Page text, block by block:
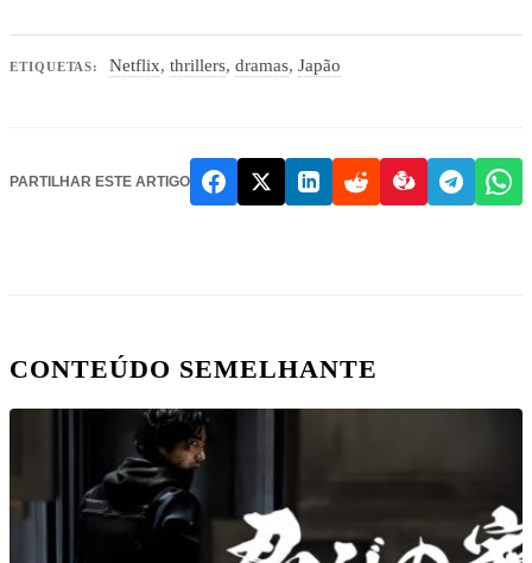
ETIQUETAS: Netflix, thrillers, dramas, Japão
PARTILHAR ESTE ARTIGO
CONTEÚDO SEMELHANTE